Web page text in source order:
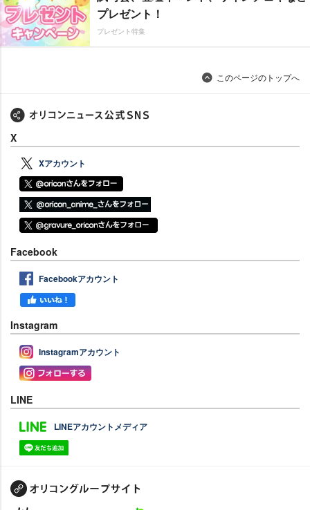
プレゼント！
プレゼント特集
このページのトップへ
X
Xアカウント
Facebook
Facebookアカウント
Instagram
Instagramアカウント
LINE
LINEアカウントメディア